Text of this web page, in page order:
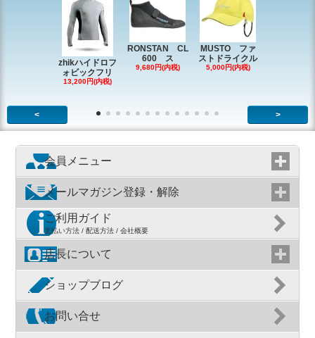
zhikハイドロフ
ォビックフリ
13,200円(内税)
RONSTAN CL
600 ス
9,680円(内税)
MUSTO ファ
ストドライクル
5,000円(内税)
< >
会員メニュー
メールマガジン登録・解除
ご利用ガイド
支払い方法 / 配送方法 / 会社概要
店長について
ショップブログ
お問い合せ